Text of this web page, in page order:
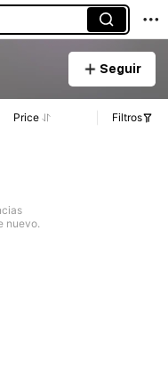
Seguir
Price Filtros
nuevo.